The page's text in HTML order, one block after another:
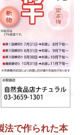
法で作られた本